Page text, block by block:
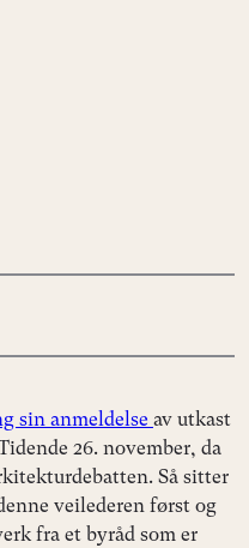
sin anmeldelse av utkast
26. november, da
Så sitter
veilederen først og
fra et byråd som er